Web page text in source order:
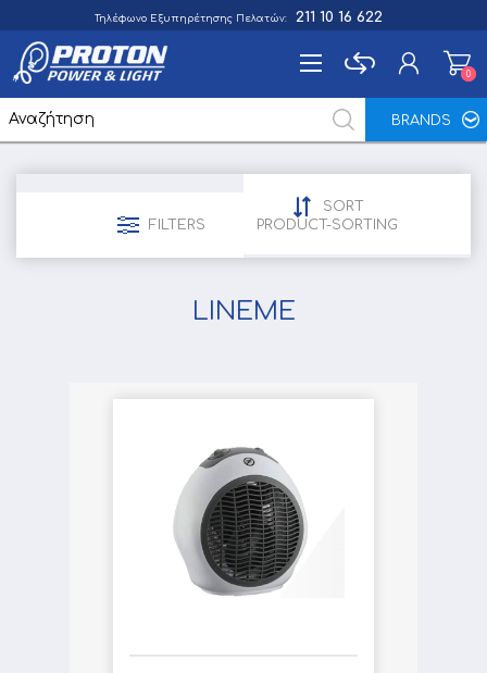
Τηλέφωνο Εξυπηρέτησης Πελατών: 211 10 16 622
BRANDS
Αγαπημένα
0
00
FILTERS
SORT
PRODUCT-SORTING
LINEME